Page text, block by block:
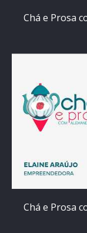
Chá e Prosa
Chá e Prosa